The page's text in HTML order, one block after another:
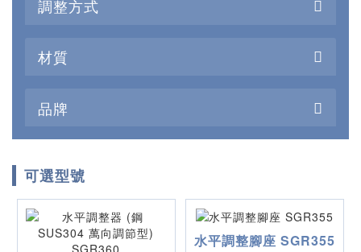
調整方式
材質
品牌
可選型號
水平調整腳座 SGR355